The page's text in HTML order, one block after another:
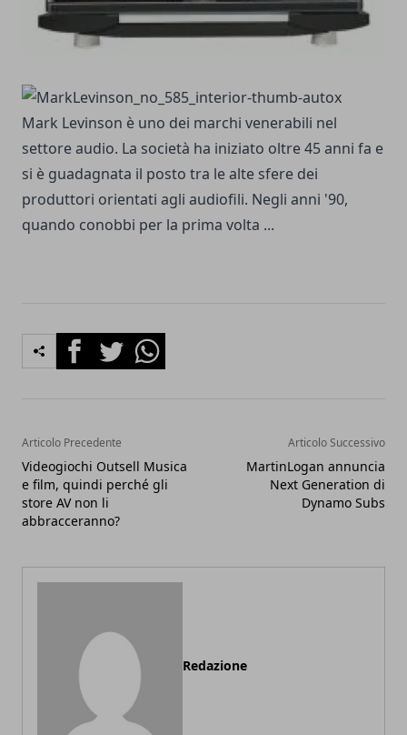
Mark Levinson è uno dei marchi venerabili nel
settore audio. La società ha iniziato oltre 45 anni fa e
si è guadagnata il posto tra le alte sfere dei
produttori orientati agli audiofili. Negli anni '90,
quando conobbi per la prima volta ...
FacebookTwitterWhatsapp
Articolo Precedente
Videogiochi Outsell Musica
e film, quindi perché gli
store AV non li
abbracceranno?
Articolo Successivo
MartinLogan annuncia
Next Generation di
Dynamo Subs
Redazione